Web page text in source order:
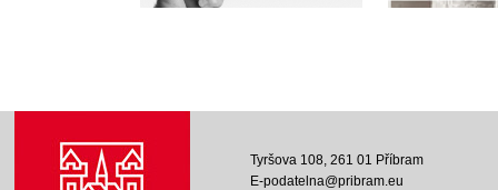
Tyršova 108, 261 01 Příbram
E-podatelna@pribram.eu